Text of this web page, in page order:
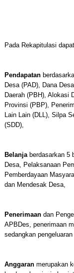
Pada Rekapitulasi
Pendapatan
Desa (PAD), Dana
Daerah (PBH), Alokasi
Provinsi (PBP),
Lain Lain (DLL), Silpa
(SDD),
Belanjaberdasarkan 5
Desa, Pelaksanaan
Pemberdayaan
dan Mendesak Desa,
Penerimaandan
APBDes, penerimaan
sedangkan
Anggaranmerupakan